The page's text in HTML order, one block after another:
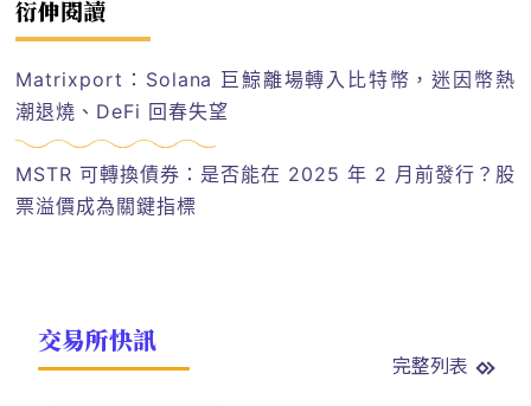
衍伸閱讀
Matrixport：Solana 巨鯨離場轉入比特幣，迷因幣熱
潮退燒、DeFi 回春失望
MSTR 可轉換債券：是否能在 2025 年 2 月前發行？股
票溢價成為關鍵指標
交易所快訊
完整列表